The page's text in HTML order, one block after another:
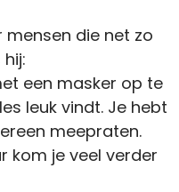
die net zo
een masker op te
leuk vindt. Je hebt
meepraten.
kom je veel verder